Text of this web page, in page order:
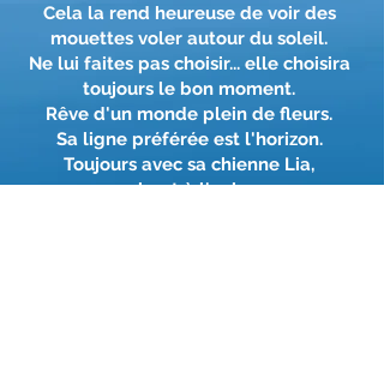
Cela la rend heureuse de voir des
mouettes voler autour du soleil.
Ne lui faites pas choisir... elle choisira
toujours le bon moment.
Rêve d'un monde plein de fleurs.
Sa ligne préférée est l'horizon.
Toujours avec sa chienne Lia,
respirant à l'unisson.